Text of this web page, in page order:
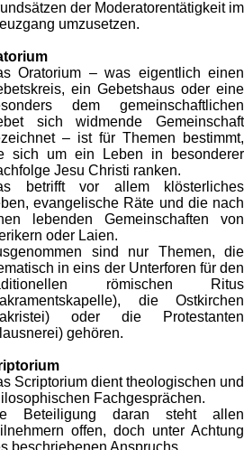
der Moderatorentätigkeit im
umzusetzen.
Oratorium – was eigentlich einen
ein Gebetshaus oder eine
dem gemeinschaftlichen
sich widmende Gemeinschaft
– ist für Themen bestimmt,
sich um ein Leben in besonderer
Jesu Christi ranken.
betrifft vor allem klösterliches
evangelische Räte und die nach
lebenden Gemeinschaften von
oder Laien.
sind nur Themen, die
in eins der Unterforen für den
römischen Ritus
die Ostkirchen
oder die Protestanten
gehören.
Scriptorium dient theologischen und
Fachgesprächen.
Beteiligung daran steht allen
offen, doch unter Achtung